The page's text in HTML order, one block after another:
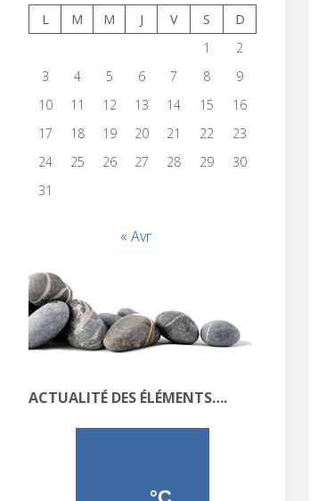
L
M M J V S
D
1
2
3
4 5 6 7 8
9
10
11 12 13 14 15
16
17
18 19 20 21 22
23
24
25 26 27 28 29
30
31
« Avr
ACTUALITÉ DES ÉLÉMENTS….